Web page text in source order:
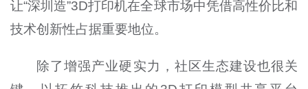
让“深圳造”3D打印机在全球市场中凭借高性价比和
技术创新性占据重要地位。
除了增强产业硬实力，社区生态建设也很关